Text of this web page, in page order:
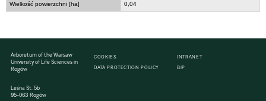
Wielkość powierzchni [ha] 0,04
Arboretum of the Warsaw
University of Life Sciences in
Rogów
Leśna St. 5b
95-063 Rogów
COOKIES
DATA PROTECTION POLICY
INTRANET
BIP